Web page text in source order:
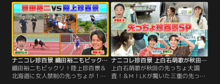
ボーパーク！？▼今田美桜の地元・
福岡ならでは！学校あるある ・体育
館での掛け声が独特すぎる！？・机
の引き出しに〇〇がある！？▼シー
ル帳、麻辣湯…本当に流行ってる？
全国一斉調査
描かれた女性の顔…17年経って今ど
うなってる？▼ミステリー珍百景 ・
山の上にある謎の建造物…誰が何の
ために作った？・店前にこちらを覗
く不気味な像…なぜこんなものがあ
る？
ナニコレ珍百景 織田裕二もビックリ！陸上珍百景＆北海道に女人禁制の先っちょが！？（2026/06/21放送分）
織田裕二もビックリ！陸上珍百景＆
北海道に女人禁制の先っちょが！？
ナニコレ珍百景 上白石萌歌が秋田の先っちょ大調査！＆M！LKが驚いた三重の先っちょSP（2026/06/07放送分）
上白石萌歌が秋田の先っちょ大調
査！＆M！LKが驚いた三重の先っち